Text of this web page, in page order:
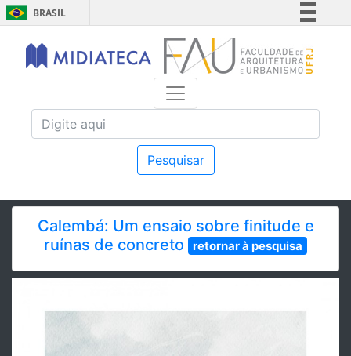
BRASIL
Simplifique!
Comunica BR
Acesso à informação
Pesquisar
Calembá: Um ensaio sobre finitude e
ruínas de concreto
retornar à pesquisa